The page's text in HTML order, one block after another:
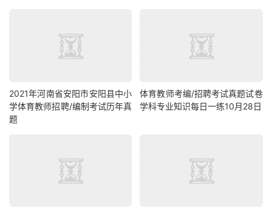
2021年河南省安阳市安阳县中小
学体育教师招聘/编制考试历年真
题
体育教师考编/招聘考试真题试卷
学科专业知识每日一练10月28日